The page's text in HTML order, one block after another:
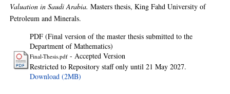
Valuation in Saudi Arabia. Masters thesis, King Fahd University of
Petroleum and Minerals.
PDF (Final version of the master thesis submitted to the
Department of Mathematics)
Final-Thesis.pdf - Accepted Version
Restricted to Repository staff only until 21 May 2027.
Download (2MB)